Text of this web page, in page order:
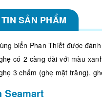
SẢN PHẨM
biển Phan Thiết được
có 2 càng dài với màu
3 chấm (ghẹ mặt trăng),
Seamart